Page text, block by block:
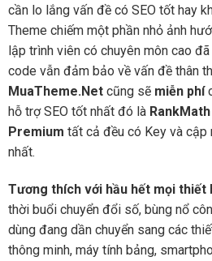
cần lo lắng vấn đề có SEO tốt hay
Theme chiếm một phần nhỏ ảnh
lập trình viên có chuyên môn cao
code vẫn đảm bảo về vấn đề thân
MuaTheme.Net cũng sẽ miễn phí
hỗ trợ SEO tốt nhất đó là
Premium tất cả đều có Key và
nhất.
Tương thích với hầu hết mọi thiết
thời buổi chuyển đổi số, bùng nổ
dùng đang dần chuyển sang các
thông minh, máy tính bảng,